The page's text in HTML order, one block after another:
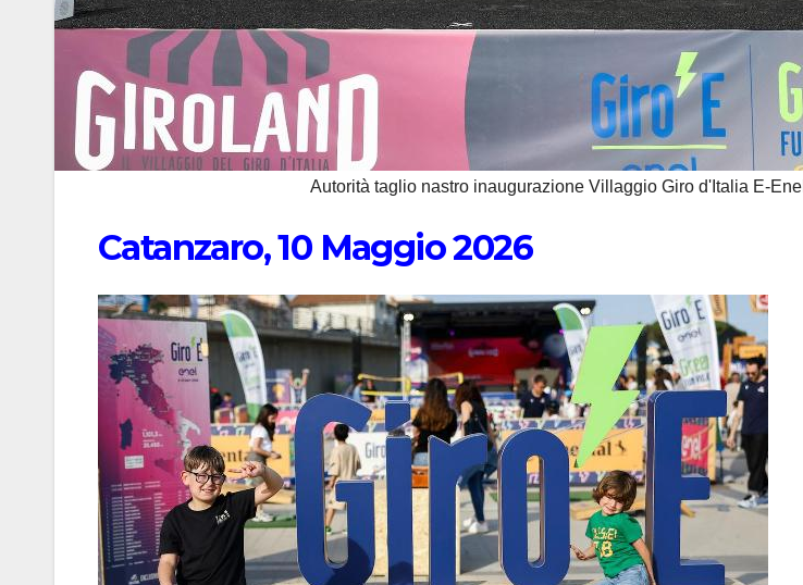
Autorità taglio nastro inaugurazione Villaggio Giro d'Italia E-Enel
Catanzaro, 10 Maggio 2026